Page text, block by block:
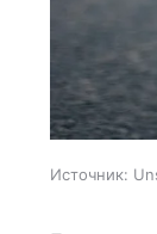
Источник: